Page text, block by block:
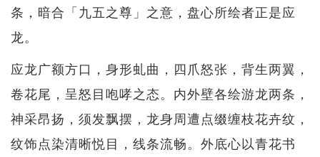
条，暗合「九五之尊」之意，盘心所绘者正是应
龙。
应龙广额方口，身形虬曲，四爪怒张，背生两翼，
卷花尾，呈怒目咆哮之态。内外壁各绘游龙两条，
神采昂扬，须发飘摆，龙身周遭点缀缠枝花卉纹，
纹饰点染清晰悦目，线条流畅。外底心以青花书